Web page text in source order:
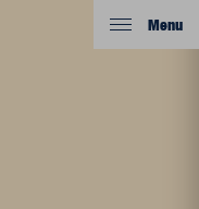
Menu